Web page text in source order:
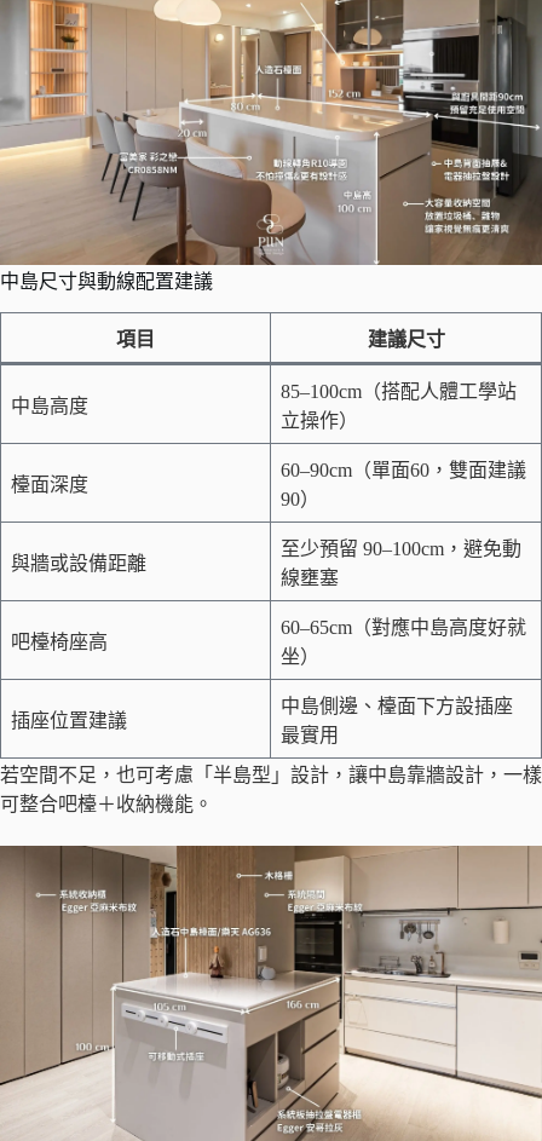
中島尺寸與動線配置建議
項目 建議尺寸
中島高度
85–100cm（搭配人體工學站
立操作）
檯面深度
60–90cm（單面60，雙面建議
90）
與牆或設備距離
至少預留 90–100cm，避免動
線壅塞
吧檯椅座高
60–65cm（對應中島高度好就
坐）
插座位置建議
中島側邊、檯面下方設插座
最實用
若空間不足，也可考慮「半島型」設計，讓中島靠牆設計，一樣
可整合吧檯＋收納機能。